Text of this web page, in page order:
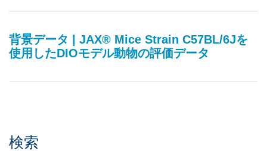
背景データ | JAX® Mice Strain C57BL/6Jを
使用したDIOモデル動物の評価データ
検索